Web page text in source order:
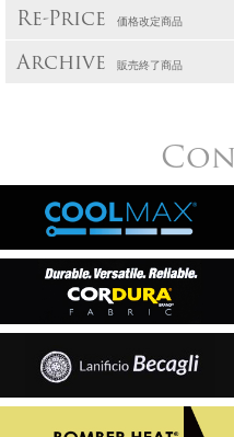
Re-Price 価格改定商品
Archive 販売終了商品